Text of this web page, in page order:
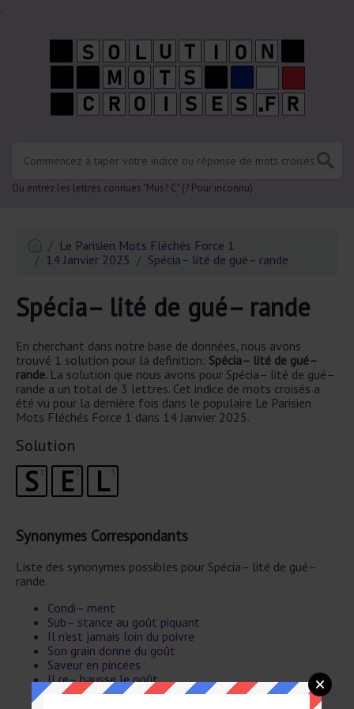
.
Ou entrez les lettres connues "Mus? C" (? Pour inconnu)
Le Parisien Mots Fléchés Force 1
14 Janvier 2025
Spécia– lité de gué– rande
Spécia– lité de gué– rande
En cherchant dans notre base de données, nous avons
trouvé 1 solution pour la definition: Spécia– lité de gué–
rande. La solution que nous avons pour Spécia– lité de gué–
rande a un total de 3 lettres. Cet indice de mots croisés a
été vu pour la dernière fois dans le populaire Le Parisien
Mots Fléchés Force 1 dans 14 Janvier 2025.
Solution
1
S 2
E 3
L
Synonymes Correspondants
Liste des synonymes possibles pour Spécia– lité de gué–
rande.
Condi– ment
Sub– stance au goût piquant
Il n'est jamais loin du poivre
Son grain donne du goût
Saveur en pincées
Il re– hausse le goût
Il se passe à table